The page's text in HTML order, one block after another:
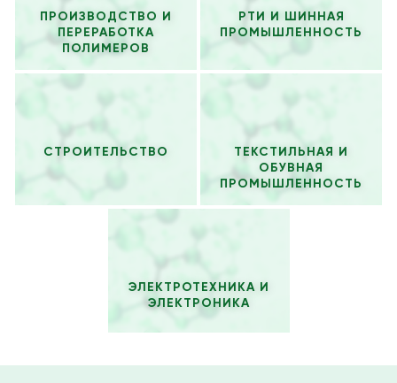
ПРОИЗВОДСТВО И
ПЕРЕРАБОТКА
ПОЛИМЕРОВ
РТИ И ШИННАЯ
ПРОМЫШЛЕННОСТЬ
СТРОИТЕЛЬСТВО
ТЕКСТИЛЬНАЯ И
ОБУВНАЯ
ПРОМЫШЛЕННОСТЬ
ЭЛЕКТРОТЕХНИКА И
ЭЛЕКТРОНИКА